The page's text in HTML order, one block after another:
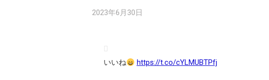
2023年6月30日
いいね https://t.co/cYLMUBTPfj